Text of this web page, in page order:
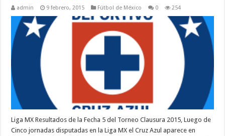
admin 9 febrero, 2015 Fútbol de México 0 254
Liga MX Resultados de la Fecha 5 del Torneo Clausura 2015, Luego de
Cinco jornadas disputadas en la Liga MX el Cruz Azul aparece en